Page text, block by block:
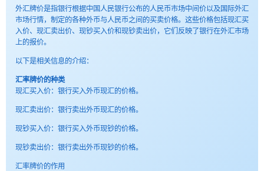
外汇牌价是指银行根据中国人民银行公布的人民币市场中间价以及国际外汇
市场行情，制定的各种外币与人民币之间的买卖价格。这些价格包括现汇买
入价、现汇卖出价、现钞买入价和现钞卖出价，它们反映了银行在外汇市场
上的报价。
以下是相关信息的介绍：
汇率牌价的种类
现汇买入价：银行买入外币现汇的价格。
现汇卖出价：银行卖出外币现汇的价格。
现钞买入价：银行买入外币现钞的价格。
现钞卖出价：银行卖出外币现钞的价格。
汇率牌价的作用